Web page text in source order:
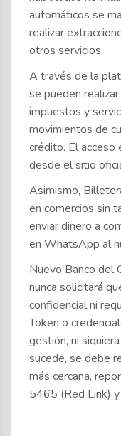
automáticos se
realizar
otros servicios.
A través de la
se pueden
impuestos y
movimientos de
crédito. El acceso
desde el sitio
Asimismo,
en comercios sin
enviar dinero a
en WhatsApp al
Nuevo Banco del
nunca solicitará
confidencial ni
Token o
gestión, ni
sucede, se debe
más cercana,
5465 (Red Link) y